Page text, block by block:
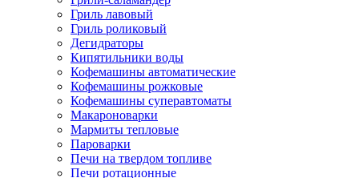
Гриль лавовый
Гриль роликовый
Дегидраторы
Кипятильники воды
Кофемашины автоматические
Кофемашины рожковые
Кофемашины суперавтоматы
Макароноварки
Мармиты тепловые
Пароварки
Печи на твердом топливе
Печи ротационные